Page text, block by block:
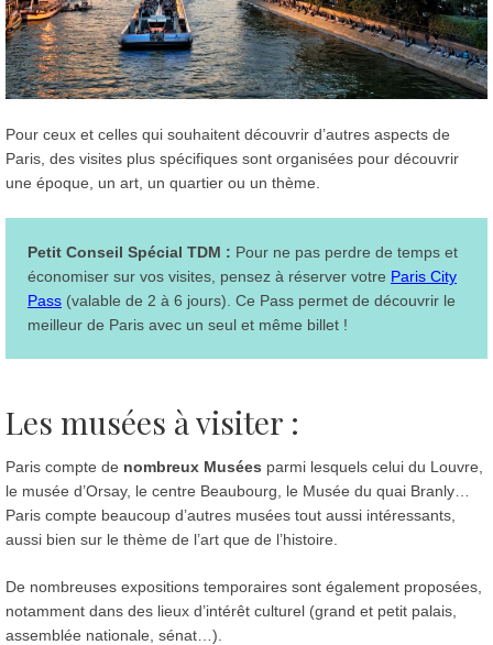
Pour ceux et celles qui souhaitent découvrir d’autres aspects de
Paris, des visites plus spécifiques sont organisées pour découvrir
une époque, un art, un quartier ou un thème.
Petit Conseil Spécial TDM : Pour ne pas perdre de temps et
économiser sur vos visites, pensez à réserver votre Paris City
Pass (valable de 2 à 6 jours). Ce Pass permet de découvrir le
meilleur de Paris avec un seul et même billet !
Les musées à visiter :
Paris compte de nombreux Musées parmi lesquels celui du Louvre,
le musée d’Orsay, le centre Beaubourg, le Musée du quai Branly…
Paris compte beaucoup d’autres musées tout aussi intéressants,
aussi bien sur le thème de l’art que de l’histoire.
De nombreuses expositions temporaires sont également proposées,
notamment dans des lieux d’intérêt culturel (grand et petit palais,
assemblée nationale, sénat…).